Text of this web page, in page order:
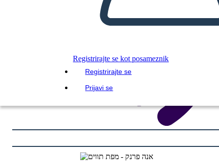
Registrirajte se kot posameznik
Registrirajte se
Prijavi se